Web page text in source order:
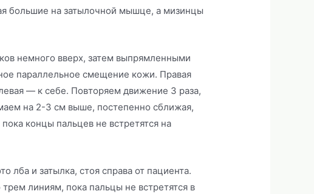
большие на затылочной мышце, а мизинцы
немного вверх, затем выпрямленными
параллельное смещение кожи. Правая
— к себе. Повторяем движение 3 раза,
на 2-3 см выше, постепенно сближая,
концы пальцев не встретятся на
лба и затылка, стоя справа от пациента.
линиям, пока пальцы не встретятся в